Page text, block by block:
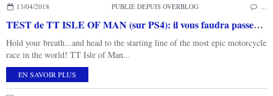
13/04/2018 PUBLIÉ DEPUIS OVERBLOG
TEST de TT ISLE OF MAN (sur PS4): il vous faudra passer votre permis moto monsieur!
Hold your breath...and head to the starting line of the most epic motorcycle
race in the world! TT Isle of Man...
EN SAVOIR PLUS